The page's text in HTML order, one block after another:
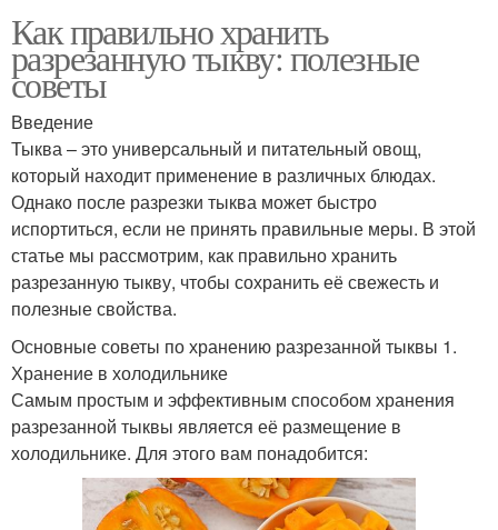
Как правильно хранить
разрезанную тыкву: полезные
советы
Введение
Тыква – это универсальный и питательный овощ,
который находит применение в различных блюдах.
Однако после разрезки тыква может быстро
испортиться, если не принять правильные меры. В этой
статье мы рассмотрим, как правильно хранить
разрезанную тыкву, чтобы сохранить её свежесть и
полезные свойства.
Основные советы по хранению разрезанной тыквы 1.
Хранение в холодильнике
Самым простым и эффективным способом хранения
разрезанной тыквы является её размещение в
холодильнике. Для этого вам понадобится: